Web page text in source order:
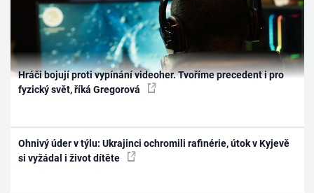
Hráči bojují proti vypínání videoher. Tvoříme precedent i pro
fyzický svět, říká Gregorová
Ohnivý úder v týlu: Ukrajinci ochromili rafinérie, útok v Kyjevě
si vyžádal i život dítěte